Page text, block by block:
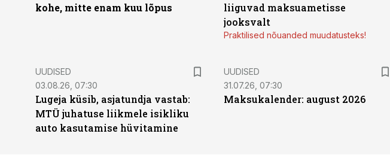
kohe, mitte enam kuu lõpus
liiguvad maksuametisse
jooksvalt
Praktilised nõuanded muudatusteks!
UUDISED
03.08.26, 07:30
Lugeja küsib, asjatundja vastab:
MTÜ juhatuse liikmele isikliku
auto kasutamise hüvitamine
UUDISED
31.07.26, 07:30
Maksukalender: august 2026